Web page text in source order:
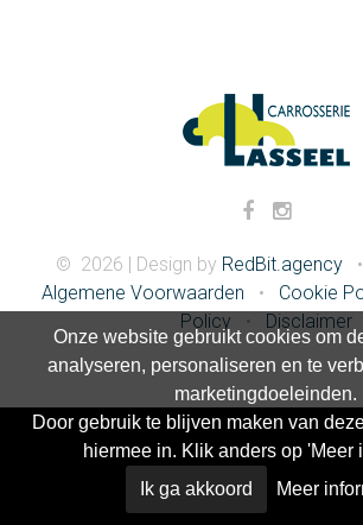
Onze website gebruikt cookies om
analyseren, personaliseren en te
marketingdoeleinden.
Door gebruik te blijven maken van
hiermee in. Klik anders op 'Meer
Ik ga akkoord
Meer
© 2026 Design by RedBit.agency •
Algemene Voorwaarden
• Cookie
Policy
Disclaimer